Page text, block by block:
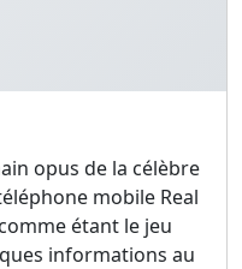
opus de la célèbre
mobile Real
étant le jeu
informations au